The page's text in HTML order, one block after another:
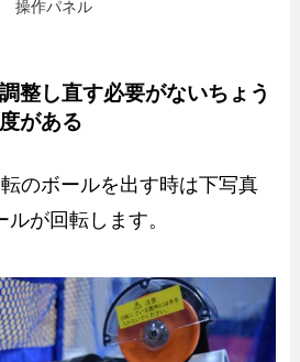
操作パネル
整し直す必要がないちょう
がある
のボールを出す時は下写真
が回転します。